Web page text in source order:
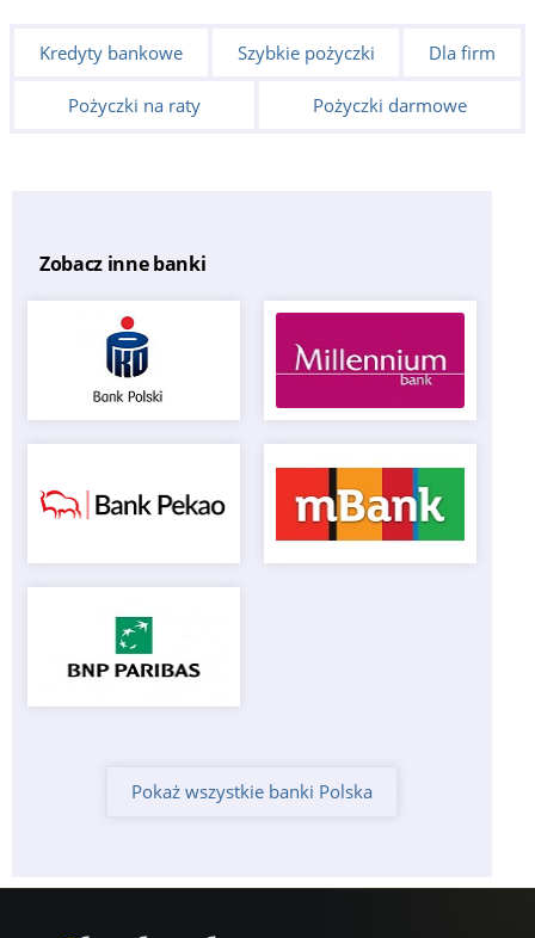
Kredyty bankowe Szybkie pożyczki Dla firm
Pożyczki na raty Pożyczki darmowe
Zobacz inne banki
Pokaż wszystkie banki Polska